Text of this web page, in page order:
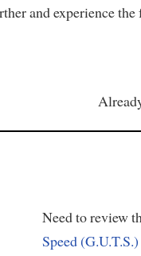
and experience
Need to review
Speed (G.U.T.S.)